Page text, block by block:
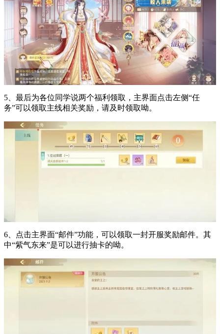
5、最后为各位同学说两个福利领取，主界面点击左侧“任
务”可以领取主线相关奖励，请及时领取呦。
6、点击主界面“邮件”功能，可以领取一封开服奖励邮件。其
中“紫气东来”是可以进行抽卡的呦。